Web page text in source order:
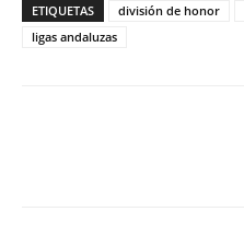
ETIQUETAS división de honor
ligas andaluzas